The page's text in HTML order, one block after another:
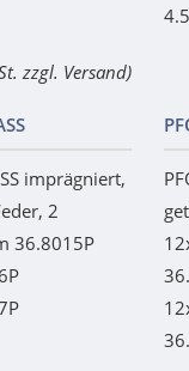
zzgl. Versand)
imprägniert,
2
36.8015P